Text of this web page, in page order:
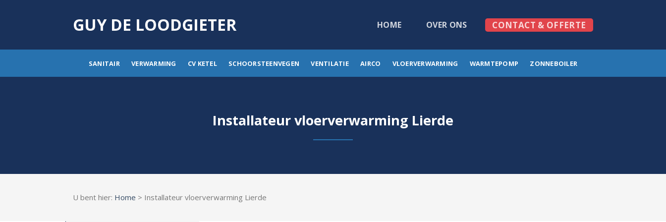
GUY DE LOODGIETER HOME OVER ONS CONTACT & OFFERTE
SANITAIR VERWARMING CV KETEL SCHOORSTEENVEGEN VENTILATIE AIRCO VLOERVERWARMING WARMTEPOMP ZONNEBOILER
Installateur vloerverwarming Lierde
U bent hier: Home > Installateur vloerverwarming Lierde